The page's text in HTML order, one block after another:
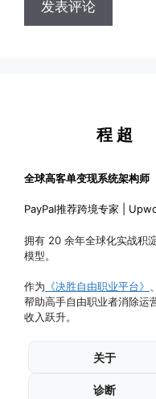
程 超
全球高客单变现系统架构师
PayPal推荐跨境专家 |
拥有 20 余年全球化实战积
模型。
作为 《决胜自由职业平台》 、
帮助高手自由职业者消除运
收入跃升。
关于
诊断